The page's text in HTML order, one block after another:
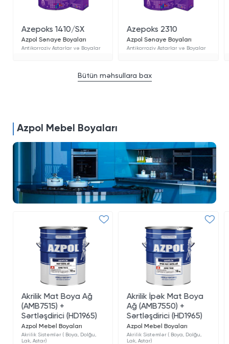
Bütün məhsullara bax
Azepoks 1410/SX
Azpol Sənaye Boyaları
Antikorroziv Astarlar və Boyalar
Azepoks 2310
Azpol Sənaye Boyaları
Antikorroziv Astarlar və Boyalar
Azpol Mebel Boyaları
Akrilik Mat Boya Ağ
(AMB7515) +
Sərtləşdirici (HD1965)
Azpol Mebel Boyaları
Akrilik Sistemlər ( Boya, Dolğu,
Lak, Astar)
Akrilik İpək Mat Boya
Ağ (AMB7550) +
Sərtləşdirici (HD1965)
Azpol Mebel Boyaları
Akrilik Sistemlər ( Boya, Dolğu,
Lak, Astar)